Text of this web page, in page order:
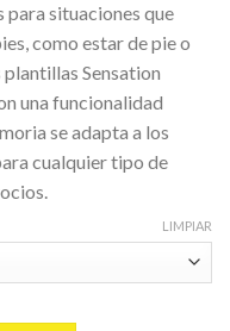
para situaciones que
como estar de pie o
Sensation
una funcionalidad
se adapta a los
cualquier tipo de
LIMPIAR